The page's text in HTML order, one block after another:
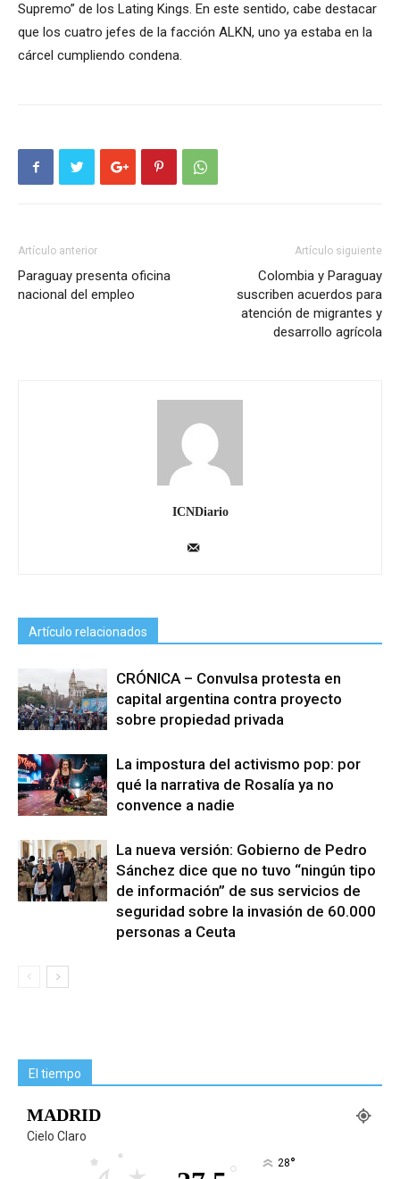
Supremo” de los Lating Kings. En este sentido, cabe destacar
que los cuatro jefes de la facción ALKN, uno ya estaba en la
cárcel cumpliendo condena.
Artículo anterior
Paraguay presenta oficina
nacional del empleo
Artículo siguiente
Colombia y Paraguay
suscriben acuerdos para
atención de migrantes y
desarrollo agrícola
ICNDiario
Artículo relacionados
CRÓNICA – Convulsa protesta en
capital argentina contra proyecto
sobre propiedad privada
La impostura del activismo pop: por
qué la narrativa de Rosalía ya no
convence a nadie
La nueva versión: Gobierno de Pedro
Sánchez dice que no tuvo “ningún tipo
de información” de sus servicios de
seguridad sobre la invasión de 60.000
personas a Ceuta
El tiempo
MADRID
Cielo Claro
° 28°